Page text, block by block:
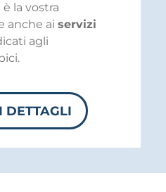
la vostra
anche aiservizi
agli
DETTAGLI